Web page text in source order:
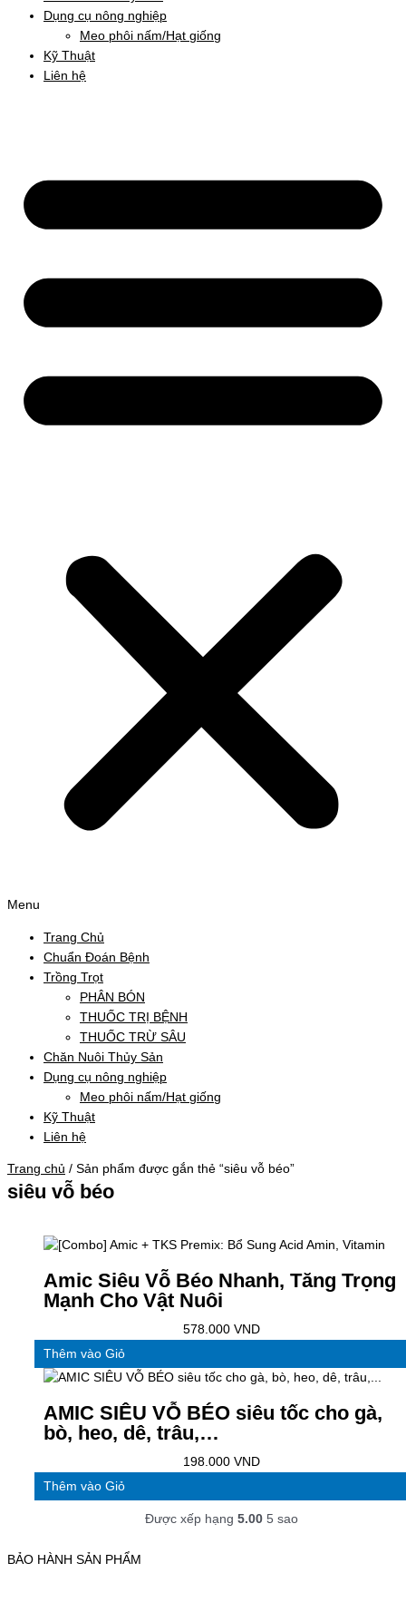
Dụng cụ nông nghiệp
Meo phôi nấm/Hạt giống
Kỹ Thuật
Liên hệ
Menu
Trang Chủ
Chuẩn Đoán Bệnh
Trồng Trọt
PHÂN BÓN
THUỐC TRỊ BỆNH
THUỐC TRỪ SÂU
Chăn Nuôi Thủy Sản
Dụng cụ nông nghiệp
Meo phôi nấm/Hạt giống
Kỹ Thuật
Liên hệ
Trang chủ / Sản phẩm được gắn thẻ “siêu vỗ béo”
siêu vỗ béo
Amic Siêu Vỗ Béo Nhanh, Tăng Trọng
Mạnh Cho Vật Nuôi
578.000 VND
Thêm vào Giỏ
AMIC SIÊU VỖ BÉO siêu tốc cho gà,
bò, heo, dê, trâu,…
Được xếp hạng 5.005 sao
198.000 VND
Thêm vào Giỏ
BẢO HÀNH SẢN PHẨM